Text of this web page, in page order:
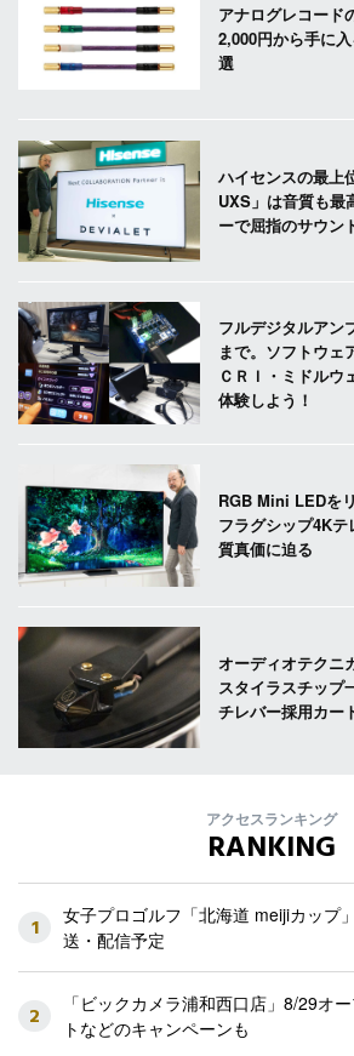
アナログレコード
2,000円から手に
選
ハイセンスの最上
UXS」は音質も最
ーで屈指のサウン
フルデジタルアン
まで。ソフトウェ
ＣＲＩ・ミドルウ
体験しよう！
RGB Mini LEDを
フラグシップ4K
質真価に迫る
オーディオテクニ
スタイラスチップ
チレバー採用カー
アクセスランキング
RANKING
1
女子プロゴルフ「北海道 meijiカップ
送・配信予定
2
「ビックカメラ浦和西口店」8/29オ
トなどのキャンペーンも